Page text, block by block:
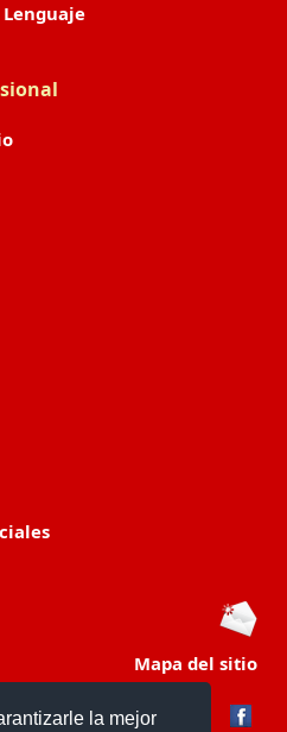
la mejor
Lenguaje
Mapa del sitio